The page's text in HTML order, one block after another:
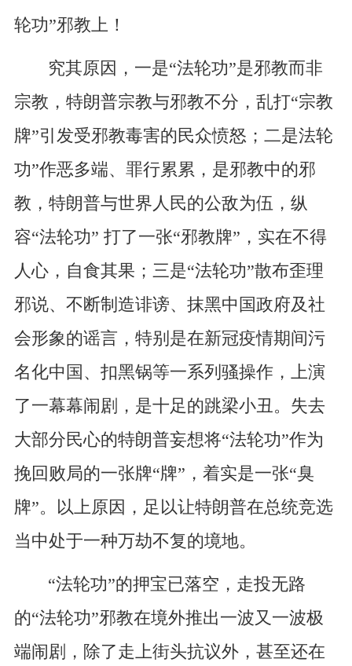
轮功”邪教上！
究其原因，一是“法轮功”是邪教而非
宗教，特朗普宗教与邪教不分，乱打“宗教
牌”引发受邪教毒害的民众愤怒；二是法轮
功”作恶多端、罪行累累，是邪教中的邪
教，特朗普与世界人民的公敌为伍，纵
容“法轮功” 打了一张“邪教牌”，实在不得
人心，自食其果；三是“法轮功”散布歪理
邪说、不断制造诽谤、抹黑中国政府及社
会形象的谣言，特别是在新冠疫情期间污
名化中国、扣黑锅等一系列骚操作，上演
了一幕幕闹剧，是十足的跳梁小丑。失去
大部分民心的特朗普妄想将“法轮功”作为
挽回败局的一张牌“牌”，着实是一张“臭
牌”。以上原因，足以让特朗普在总统竞选
当中处于一种万劫不复的境地。
“法轮功”的押宝已落空，走投无路
的“法轮功”邪教在境外推出一波又一波极
端闹剧，除了走上街头抗议外，甚至还在